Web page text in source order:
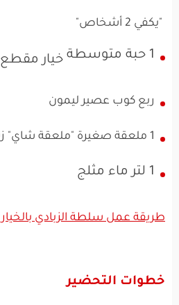
"يكفي 2 أشخاص"
1 حبة متوسطة خيار مقطع
ربع كوب عصير ليمون
1 ملعقة صغيرة "ملعقة شاي" زنجبيل مفروم
1 لتر ماء مثلج
طريقة عمل سلطة الزبادي بالخيار
خطوات التحضير